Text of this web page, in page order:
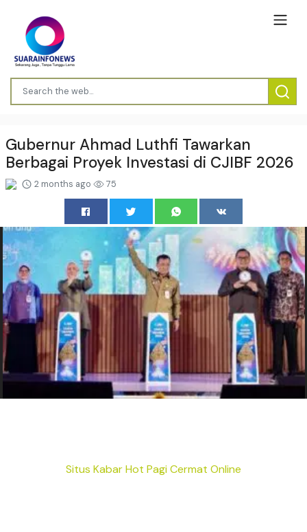
Gubernur Ahmad Luthfi Tawarkan
Berbagai Proyek Investasi di CJIBF 2026
2 months ago 75
Situs Kabar Hot Pagi Cermat Online